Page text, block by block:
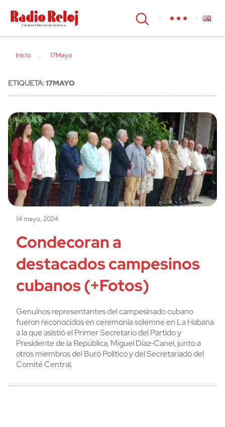
cerrar
Inicio 17Mayo
ETIQUETA:17MAYO
14 mayo, 2024
Condecoran a
destacados campesinos
cubanos (+Fotos)
Genuinos representantes del campesinado cubano
fueron reconocidos en ceremonia solemne en La Habana
a la que asistió el Primer Secretario del Partido y
Presidente de la República, Miguel Díaz-Canel, junto a
otros miembros del Buró Político y del Secretariado del
Comité Central.